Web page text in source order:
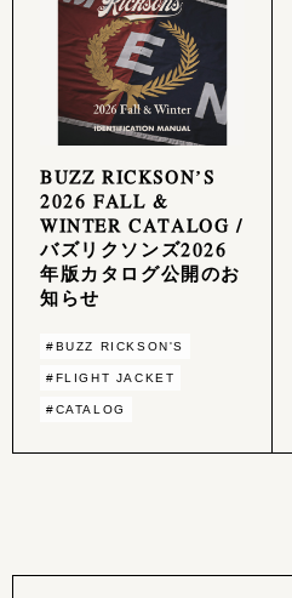
BUZZ RICKSON’S
2026 FALL &
WINTER CATALOG /
バズリクソンズ2026
年版カタログ公開のお
知らせ
#BUZZ RICKSON'S
#FLIGHT JACKET
#CATALOG